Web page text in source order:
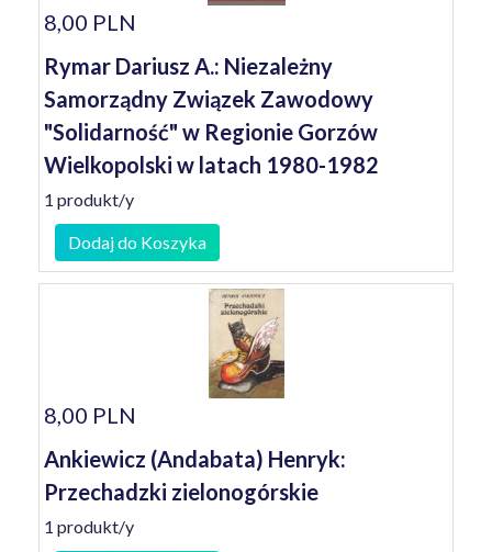
8,00 PLN
Rymar Dariusz A.: Niezależny
Samorządny Związek Zawodowy
"Solidarność" w Regionie Gorzów
Wielkopolski w latach 1980-1982
1 produkt/y
Dodaj do Koszyka
8,00 PLN
Ankiewicz (Andabata) Henryk:
Przechadzki zielonogórskie
1 produkt/y